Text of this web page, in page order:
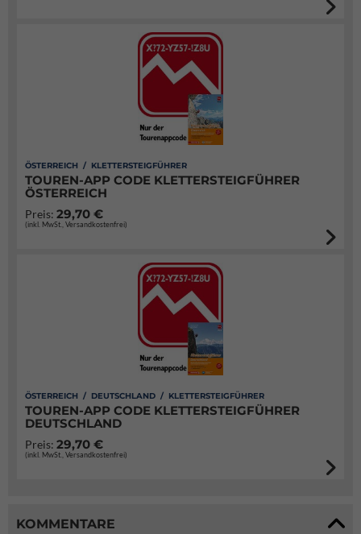
ÖSTERREICH / KLETTERSTEIGFÜHRER
TOUREN-APP CODE KLETTERSTEIGFÜHRER
ÖSTERREICH
Preis: 29,70 €
(inkl. MwSt., Versandkostenfrei)
ÖSTERREICH / DEUTSCHLAND / KLETTERSTEIGFÜHRER
TOUREN-APP CODE KLETTERSTEIGFÜHRER
DEUTSCHLAND
Preis: 29,70 €
(inkl. MwSt., Versandkostenfrei)
KOMMENTARE